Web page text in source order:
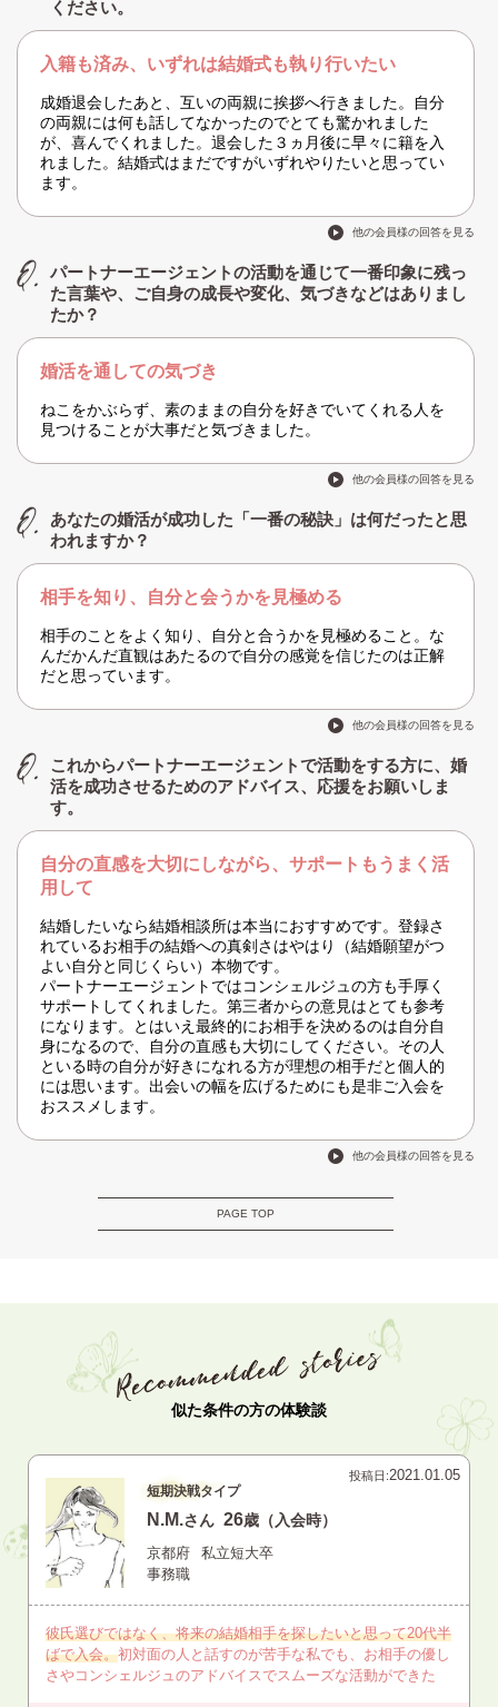
ください。
入籍も済み、いずれは結婚式も執り行いたい
成婚退会したあと、互いの両親に挨拶へ行きました。自分
の両親には何も話してなかったのでとても驚かれました
が、喜んでくれました。退会した３ヵ月後に早々に籍を入
れました。結婚式はまだですがいずれやりたいと思ってい
ます。
他の会員様の回答を見る
パートナーエージェントの活動を通じて一番印象に残っ
た言葉や、ご自身の成長や変化、気づきなどはありまし
たか？
婚活を通しての気づき
ねこをかぶらず、素のままの自分を好きでいてくれる人を
見つけることが大事だと気づきました。
他の会員様の回答を見る
あなたの婚活が成功した「一番の秘訣」は何だったと思
われますか？
相手を知り、自分と会うかを見極める
相手のことをよく知り、自分と合うかを見極めること。な
んだかんだ直観はあたるので自分の感覚を信じたのは正解
だと思っています。
他の会員様の回答を見る
これからパートナーエージェントで活動をする方に、婚
活を成功させるためのアドバイス、応援をお願いしま
す。
自分の直感を大切にしながら、サポートもうまく活
用して
結婚したいなら結婚相談所は本当におすすめです。登録さ
れているお相手の結婚への真剣さはやはり（結婚願望がつ
よい自分と同じくらい）本物です。
パートナーエージェントではコンシェルジュの方も手厚く
サポートしてくれました。第三者からの意見はとても参考
になります。とはいえ最終的にお相手を決めるのは自分自
身になるので、自分の直感も大切にしてください。その人
といる時の自分が好きになれる方が理想の相手だと個人的
には思います。出会いの幅を広げるためにも是非ご入会を
おススメします。
他の会員様の回答を見る
PAGE TOP
似た条件の方の体験談
投稿日:2021.01.05
短期決戦タイプ
N.M.さん 26歳（入会時）
京都府
私立短大卒
事務職
彼氏選びではなく、将来の結婚相手を探したいと思って20代半
ばで入会。初対面の人と話すのが苦手な私でも、お相手の優し
さやコンシェルジュのアドバイスでスムーズな活動ができた